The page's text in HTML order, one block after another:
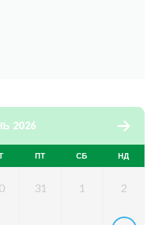
2026
ПТ СБ НД
31 1 2